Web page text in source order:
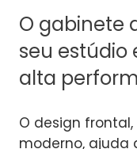
O gabinete
seu
alta
O design
moderno, ajuda